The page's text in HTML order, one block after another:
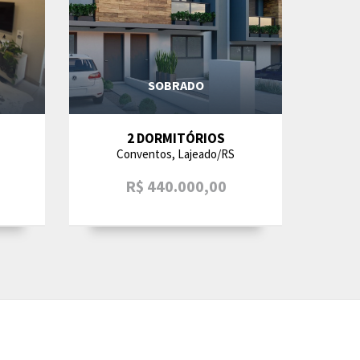
SOBRADO
2 DORMITÓRIOS
Conventos, Lajeado/RS
R$ 440.000,00